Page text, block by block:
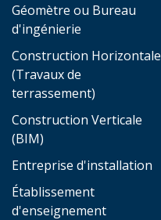
Géomètre ou Bureau
d'ingénierie
Construction Horizontale
(Travaux de
terrassement)
Construction Verticale
(BIM)
Entreprise d'installation
Établissement
d'enseignement